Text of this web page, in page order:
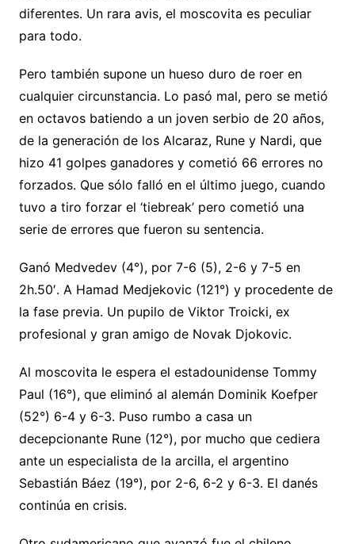
diferentes. Un rara avis, el moscovita es peculiar
para todo.
Pero también supone un hueso duro de roer en
cualquier circunstancia. Lo pasó mal, pero se metió
en octavos batiendo a un joven serbio de 20 años,
de la generación de los Alcaraz, Rune y Nardi, que
hizo 41 golpes ganadores y cometió 66 errores no
forzados. Que sólo falló en el último juego, cuando
tuvo a tiro forzar el ‘tiebreak’ pero cometió una
serie de errores que fueron su sentencia.
Ganó Medvedev (4°), por 7-6 (5), 2-6 y 7-5 en
2h.50′. A Hamad Medjekovic (121°) y procedente de
la fase previa. Un pupilo de Viktor Troicki, ex
profesional y gran amigo de Novak Djokovic.
Al moscovita le espera el estadounidense Tommy
Paul (16°), que eliminó al alemán Dominik Koefper
(52°) 6-4 y 6-3. Puso rumbo a casa un
decepcionante Rune (12°), por mucho que cediera
ante un especialista de la arcilla, el argentino
Sebastián Báez (19°), por 2-6, 6-2 y 6-3. El danés
continúa en crisis.